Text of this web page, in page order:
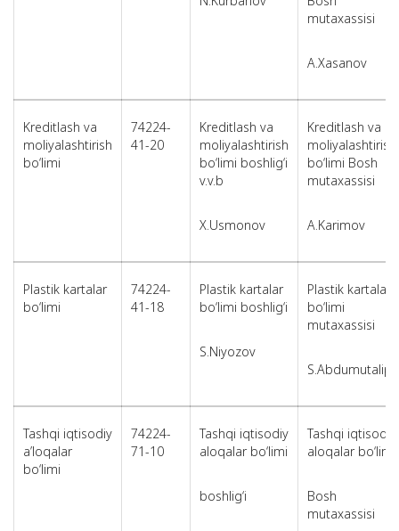
mutaxassisi
A.Xasanov
Kreditlash va
moliyalashtirish
bo‘limi
74224-
41-20
Kreditlash va
moliyalashtirish
bo‘limi boshlig‘i
v.v.b
X.Usmonov
Kreditlash va
moliyalashtirish
bo‘limi Bosh
mutaxassisi
A.Karimov
Plastik kartalar
bo‘limi
74224-
41-18
Plastik kartalar
bo‘limi boshlig‘i
S.Niyozov
Plastik kartalar
bo‘limi
mutaxassisi
Tashqi iqtisodiy
a’loqalar
bo‘limi
74224-
71-10
Tashqi iqtisodiy
aloqalar bo‘limi
boshlig‘i
Tashqi iqtisodiy
aloqalar bo‘limi
Bosh
mutaxassisi